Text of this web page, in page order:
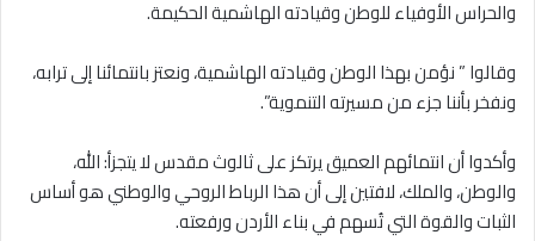
والحراس الأوفياء للوطن وقيادته الهاشمية الحكيمة.
وقالوا ” نؤمن بهذا الوطن وقيادته الهاشمية، ونعتز بانتمائنا إلى ترابه،
ونفخر بأننا جزء من مسيرته التنموية”.
وأكدوا أن انتمائهم العميق يرتكز على ثالوث مقدس لا يتجزأ: الله،
والوطن، والملك، لافتين إلى أن هذا الرباط الروحي والوطني هو أساس
الثبات والقوة التي تُسهم في بناء الأردن ورفعته.